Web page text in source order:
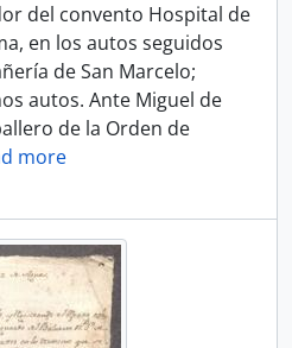
del convento Hospital de
en los autos seguidos
de San Marcelo;
autos. Ante Miguel de
de la Orden de
more